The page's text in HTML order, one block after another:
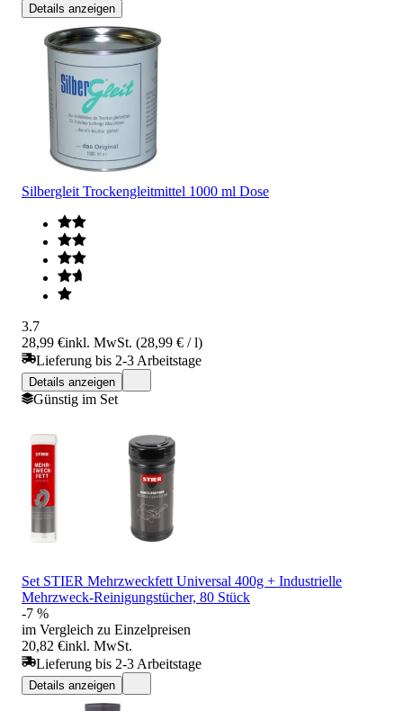
Details anzeigen
Silbergleit Trockengleitmittel 1000 ml Dose
3.7
28,99 €inkl. MwSt. (28,99 € / l)
Lieferung bis 2-3 Arbeitstage
Details anzeigen
Günstig im Set
Set STIER Mehrzweckfett Universal 400g + Industrielle
Mehrzweck-Reinigungstücher, 80 Stück
-7 %
im Vergleich zu Einzelpreisen
20,82 €inkl. MwSt.
Lieferung bis 2-3 Arbeitstage
Details anzeigen